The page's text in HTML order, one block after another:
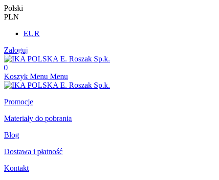
Polski
PLN
EUR
Zaloguj
0
Koszyk Menu Menu
Promocje
Materiały do pobrania
Blog
Dostawa i płatność
Kontakt